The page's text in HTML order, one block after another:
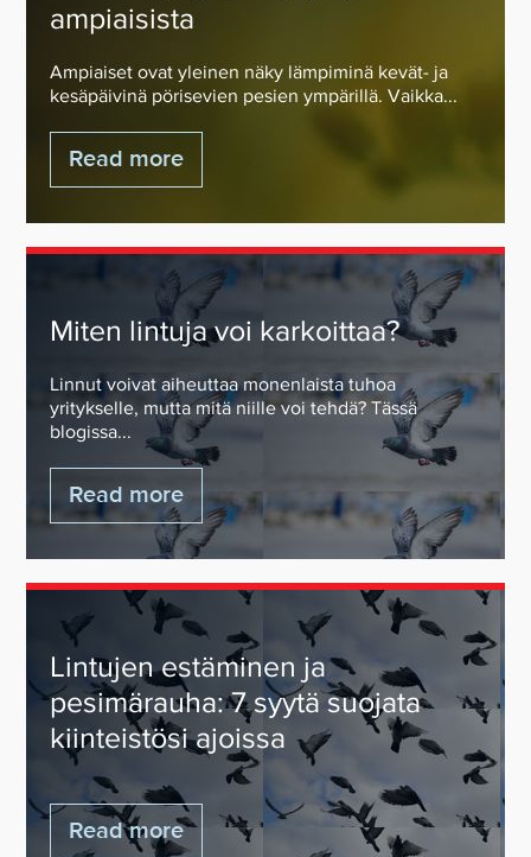
ampiaisista
Ampiaiset ovat yleinen näky lämpiminä kevät- ja
kesäpäivinä pörisevien pesien ympärillä. Vaikka...
Read more
Miten lintuja voi karkoittaa?
Linnut voivat aiheuttaa monenlaista tuhoa
yritykselle, mutta mitä niille voi tehdä? Tässä
blogissa...
Read more
Lintujen estäminen ja
pesimärauha: 7 syytä suojata
kiinteistösi ajoissa
Read more